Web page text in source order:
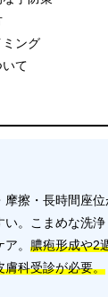
ミング
て
擦・長時間座
。こまめな洗
。 膿疱形成や2
膚科受診が必要。